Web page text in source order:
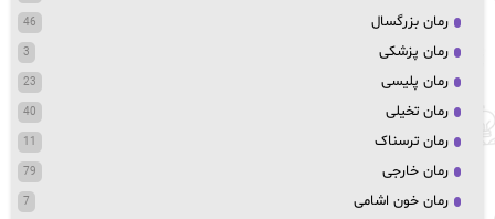
رمان بزرگسال 46
رمان پزشکی 3
رمان پلیسی 23
رمان تخیلی 40
رمان ترسناک 11
رمان خارجی 79
رمان خون اشامی 7